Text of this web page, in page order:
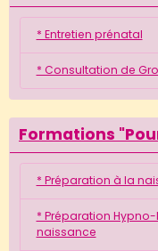
* Entretien prénatal
* Consultation de
Formations
* Préparation à la
* Préparation
naissance